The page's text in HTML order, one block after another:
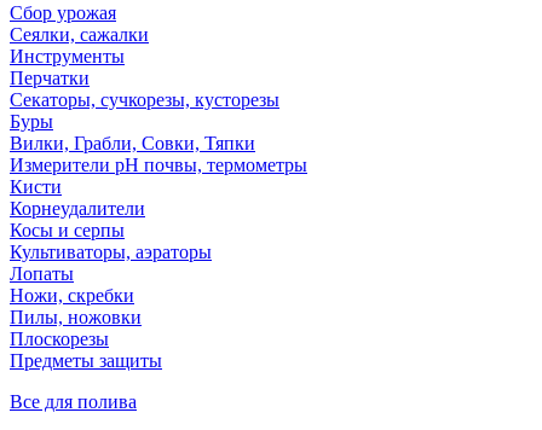
Сбор урожая
Сеялки, сажалки
Инструменты
Перчатки
Секаторы, сучкорезы, кусторезы
Буры
Вилки, Грабли, Совки, Тяпки
Измерители pH почвы, термометры
Кисти
Корнеудалители
Косы и серпы
Культиваторы, аэраторы
Лопаты
Ножи, скребки
Пилы, ножовки
Плоскорезы
Предметы защиты
Все для полива